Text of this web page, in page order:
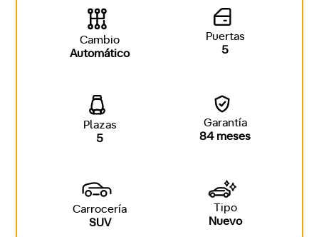
Cambio
Automático
Puertas
5
Plazas
5
Garantía
84 meses
Carrocería
SUV
Tipo
Nuevo